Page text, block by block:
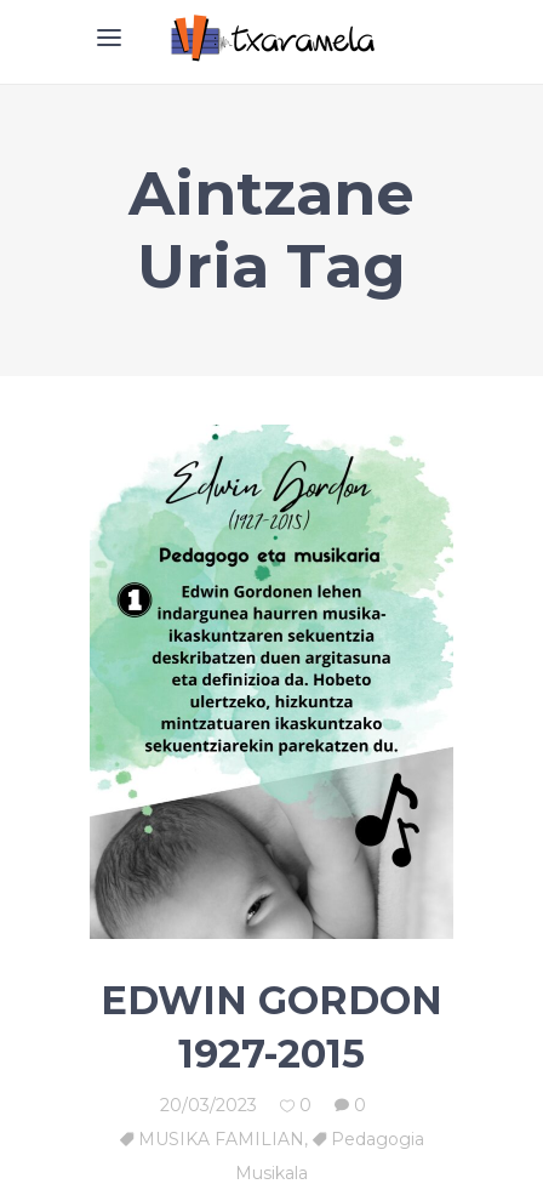
Aintzane
Uria Tag
EDWIN GORDON
1927-2015
20/03/2023 0
0
MUSIKA FAMILIAN ,
Pedagogia
Musikala